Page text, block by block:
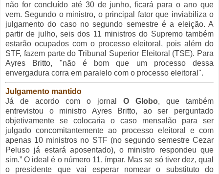
não for concluído até 30 de junho, ficará para o ano que
vem. Segundo o ministro, o principal fator que inviabiliza o
julgamento do caso no segundo semestre é a eleição. A
partir de julho, seis dos 11 ministros do Supremo também
estarão ocupados com o processo eleitoral, pois além do
STF, fazem parte do Tribunal Superior Eleitoral (TSE). Para
Ayres Britto, "não é bom que um processo dessa
envergadura corra em paralelo com o processo eleitoral".
Julgamento mantido
Já de acordo com o jornal O Globo, que também
entrevistou o ministro Ayres Britto, ao ser perguntado
objetivamente se colocaria o caso mensalão para ser
julgado concomitantemente ao processo eleitoral e com
apenas 10 ministros no STF (no segundo semestre Cezar
Peluso já estará aposentado), o ministro respondeu que
sim.” O ideal é o número 11, ímpar. Mas se só tiver dez, qual
o presidente que vai esperar nomear o substituto do